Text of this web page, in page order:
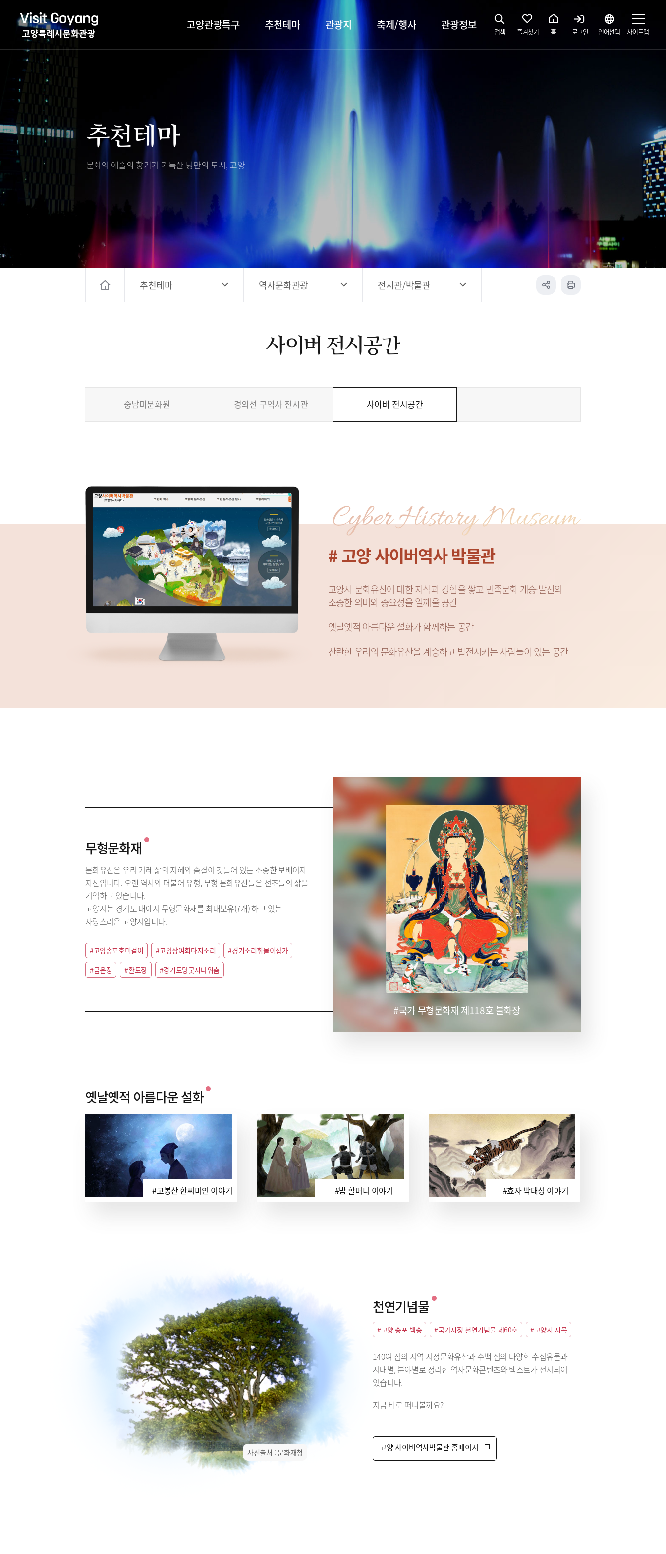
고양관광특구 추천테마
야경 나들이
자전거 나들이
도보관광 나들이
DMZ평화의길
행주산성
서오릉/서삼릉
장항습지
누리길
벚꽃명소
고양시 예술창작공간 새들
관광지 축제/행사
행사소개
프로그램 안내
관광정보
편의시설
오시는길
대표먹거리
전통시장
문화관광해설사 예약하기
해설사 공간
고양시관광협의회
고양컨벤션뷰로
경기관광
대한민국 구석구석
전자관광지도 다도라
관광안내홍보물
검색 즐겨찾기 홈 로그인 언어선택 사이트맵
추천테마
문화와 예술의 향기가 가득한 낭만의 도시, 고양
추천테마 역사문화관광 전시관/박물관
사이버 전시공간
중남미문화원 경의선 구역사 전시관 사이버 전시공간
# 고양 사이버역사 박물관
고양시 문화유산에 대한 지식과 경험을 쌓고 민족문화 계승·발전의
소중한 의미와 중요성을 일깨울 공간
옛날옛적 아름다운 설화가 함께하는 공간
찬란한 우리의 문화유산을 계승하고 발전시키는 사람들이 있는 공간
#국가 무형문화재 제118호 불화장
무형문화재
문화유산은 우리 겨레 삶의 지혜와 숨결이 깃들어 있는 소중한 보배이자
자산입니다. 오랜 역사와 더불어 유형, 무형 문화유산들은 선조들의 삶을
기억하고 있습니다.
고양시는 경기도 내에서 무형문화재를 최대보유(7개) 하고 있는
자랑스러운 고양시입니다.
#고양송포호미걸이 #고양상여회다지소리
#경기소리휘몰이잡가
#금은장
#환도장 #경기도당굿시나위춤
옛날옛적 아름다운 설화
#고봉산 한씨미인 이야기 #밥 할머니 이야기 #효자 박태성 이야기
사진출처 : 문화재청
천연기념물
#고양 송포 백송 #국가지정 천연기념물 제60호 #고양시 시목
140여 점의 지역 지정문화유산과 수백 점의 다양한 수집유물과
시대별, 분야별로 정리한 역사문화콘텐츠와 텍스트가 전시되어
있습니다.
지금 바로 떠나볼까요?
고양 사이버역사박물관 홈페이지